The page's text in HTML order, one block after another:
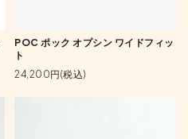
POC ポック オプシン ワイドフィッ
ト
24,200円(税込)